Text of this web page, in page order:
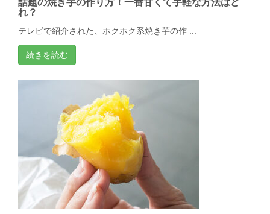
れ？
テレビで紹介された、ホクホク系焼き芋の作 ...
続きを読む